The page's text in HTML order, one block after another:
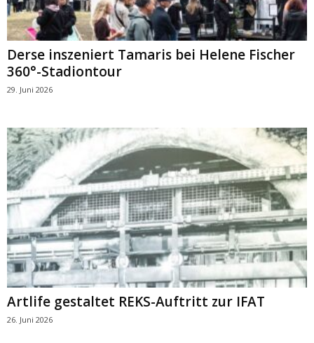
Derse inszeniert Tamaris bei Helene Fischer
360°-Stadiontour
29. Juni 2026
Artlife gestaltet REKS-Auftritt zur IFAT
26. Juni 2026